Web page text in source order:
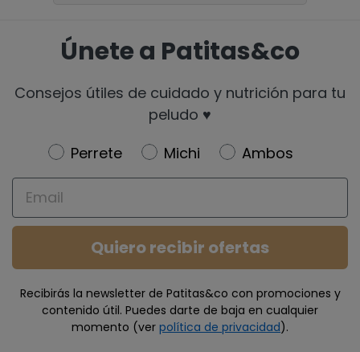
Únete a Patitas&co
Consejos útiles de cuidado y nutrición para tu
peludo ♥️
Newsletter
Perrete Michi
Ambos
Email
Quiero recibir ofertas
Recibirás la newsletter de Patitas&co con promociones y
contenido útil. Puedes darte de baja en cualquier
momento (ver política de privacidad).